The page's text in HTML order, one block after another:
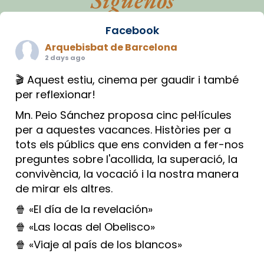
Facebook
Arquebisbat de Barcelona
2 days ago
🎬 Aquest estiu, cinema per gaudir i també
per reflexionar!
Mn. Peio Sánchez proposa cinc pel·lícules
per a aquestes vacances. Històries per a
tots els públics que ens conviden a fer-nos
preguntes sobre l'acollida, la superació, la
convivència, la vocació i la nostra manera
de mirar els altres.
🍿 «El día de la revelación»
🍿 «Las locas del Obelisco»
🍿 «Viaje al país de los blancos»